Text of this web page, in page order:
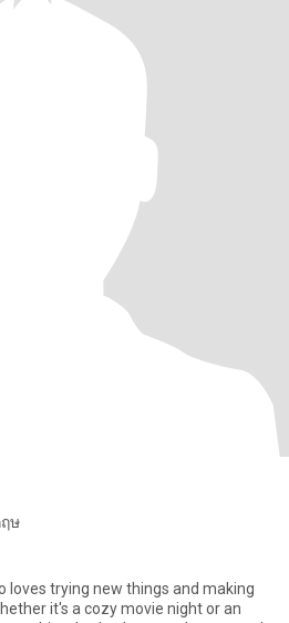
ษ
loves trying new things and making
it's a cozy movie night or an